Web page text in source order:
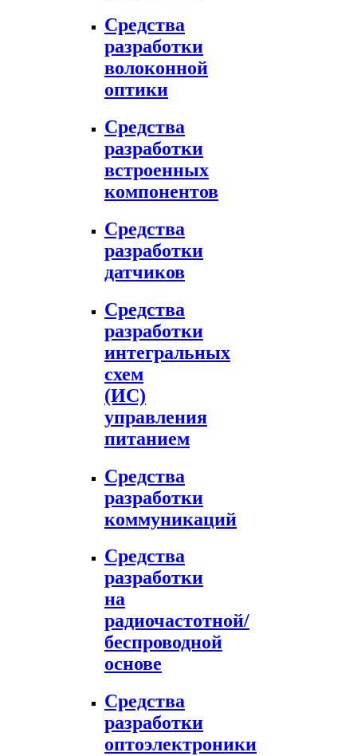
Средства
разработки
волоконной
оптики
Средства
разработки
встроенных
компонентов
Средства
разработки
датчиков
Средства
разработки
интегральных
схем
(ИС)
управления
питанием
Средства
разработки
коммуникаций
Средства
разработки
на
радиочастотной/
беспроводной
основе
Средства
разработки
оптоэлектроники